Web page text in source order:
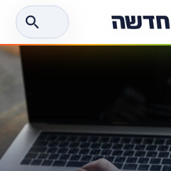
חפש
את: